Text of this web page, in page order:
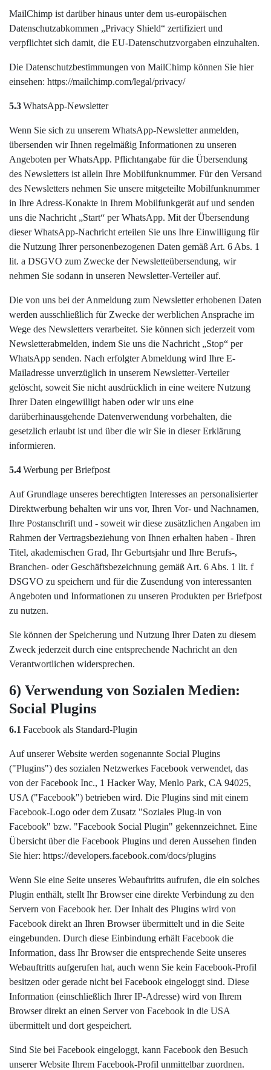
MailChimp ist darüber hinaus unter dem us-europäischen
Datenschutzabkommen „Privacy Shield“ zertifiziert und
verpflichtet sich damit, die EU-Datenschutzvorgaben einzuhalten.
Die Datenschutzbestimmungen von MailChimp können Sie hier
einsehen: https://mailchimp.com/legal/privacy/
5.3WhatsApp-Newsletter
Wenn Sie sich zu unserem WhatsApp-Newsletter anmelden,
übersenden wir Ihnen regelmäßig Informationen zu unseren
Angeboten per WhatsApp. Pflichtangabe für die Übersendung
des Newsletters ist allein Ihre Mobilfunknummer. Für den Versand
des Newsletters nehmen Sie unsere mitgeteilte Mobilfunknummer
in Ihre Adress-Konakte in Ihrem Mobilfunkgerät auf und senden
uns die Nachricht „Start“ per WhatsApp. Mit der Übersendung
dieser WhatsApp-Nachricht erteilen Sie uns Ihre Einwilligung für
die Nutzung Ihrer personenbezogenen Daten gemäß Art. 6 Abs. 1
lit. a DSGVO zum Zwecke der Newsletteübersendung, wir
nehmen Sie sodann in unseren Newsletter-Verteiler auf.
Die von uns bei der Anmeldung zum Newsletter erhobenen Daten
werden ausschließlich für Zwecke der werblichen Ansprache im
Wege des Newsletters verarbeitet. Sie können sich jederzeit vom
Newsletterabmelden, indem Sie uns die Nachricht „Stop“ per
WhatsApp senden. Nach erfolgter Abmeldung wird Ihre E-
Mailadresse unverzüglich in unserem Newsletter-Verteiler
gelöscht, soweit Sie nicht ausdrücklich in eine weitere Nutzung
Ihrer Daten eingewilligt haben oder wir uns eine
darüberhinausgehende Datenverwendung vorbehalten, die
gesetzlich erlaubt ist und über die wir Sie in dieser Erklärung
informieren.
5.4Werbung per Briefpost
Auf Grundlage unseres berechtigten Interesses an personalisierter
Direktwerbung behalten wir uns vor, Ihren Vor- und Nachnamen,
Ihre Postanschrift und - soweit wir diese zusätzlichen Angaben im
Rahmen der Vertragsbeziehung von Ihnen erhalten haben - Ihren
Titel, akademischen Grad, Ihr Geburtsjahr und Ihre Berufs-,
Branchen- oder Geschäftsbezeichnung gemäß Art. 6 Abs. 1 lit. f
DSGVO zu speichern und für die Zusendung von interessanten
Angeboten und Informationen zu unseren Produkten per Briefpost
zu nutzen.
Sie können der Speicherung und Nutzung Ihrer Daten zu diesem
Zweck jederzeit durch eine entsprechende Nachricht an den
Verantwortlichen widersprechen.
6) Verwendung von Sozialen Medien:
Social Plugins
6.1 Facebook als Standard-Plugin
Auf unserer Website werden sogenannte Social Plugins
("Plugins") des sozialen Netzwerkes Facebook verwendet, das
von der Facebook Inc., 1 Hacker Way, Menlo Park, CA 94025,
USA ("Facebook") betrieben wird. Die Plugins sind mit einem
Facebook-Logo oder dem Zusatz "Soziales Plug-in von
Facebook" bzw. "Facebook Social Plugin" gekennzeichnet. Eine
Übersicht über die Facebook Plugins und deren Aussehen finden
Sie hier: https://developers.facebook.com/docs/plugins
Wenn Sie eine Seite unseres Webauftritts aufrufen, die ein solches
Plugin enthält, stellt Ihr Browser eine direkte Verbindung zu den
Servern von Facebook her. Der Inhalt des Plugins wird von
Facebook direkt an Ihren Browser übermittelt und in die Seite
eingebunden. Durch diese Einbindung erhält Facebook die
Information, dass Ihr Browser die entsprechende Seite unseres
Webauftritts aufgerufen hat, auch wenn Sie kein Facebook-Profil
besitzen oder gerade nicht bei Facebook eingeloggt sind. Diese
Information (einschließlich Ihrer IP-Adresse) wird von Ihrem
Browser direkt an einen Server von Facebook in die USA
übermittelt und dort gespeichert.
Sind Sie bei Facebook eingeloggt, kann Facebook den Besuch
unserer Website Ihrem Facebook-Profil unmittelbar zuordnen.